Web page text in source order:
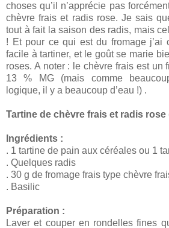
choses qu’il n’apprécie pas
chèvre frais et radis rose. Je sais
tout à fait la saison des radis, mais
! Et pour ce qui est du fromage j’ai
facile à tartiner, et le goût se marie
roses. A noter : le chèvre frais est un
13 % MG (mais comme
logique, il y a beaucoup d’eau !) .
Tartine de chèvre frais et radis
Ingrédients :
. 1 tartine de pain aux céréales ou 1
. Quelques radis
. 30 g de fromage frais type chèvre
. Basilic
Préparation :
Laver et couper en rondelles fines